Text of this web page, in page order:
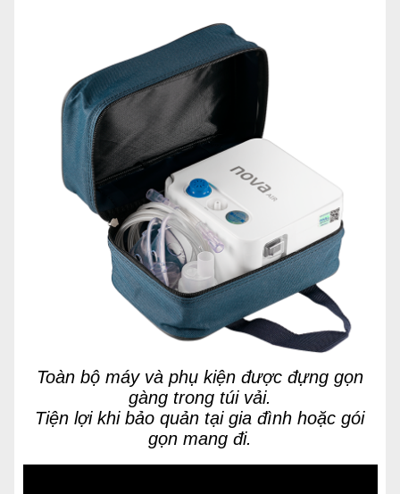
Toàn bộ máy và phụ kiện được đựng gọn
gàng trong túi vải.
Tiện lợi khi bảo quản tại gia đình hoặc gói
gọn mang đi.